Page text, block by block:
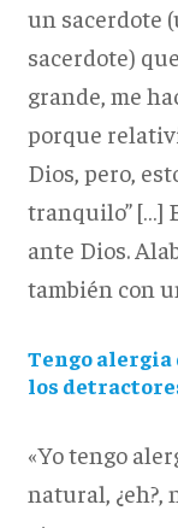
un sacerdote
sacerdote)
grande, me
porque
Dios, pero,
tranquilo” […]
ante Dios.
también con
Tengo alergia
los
«Yo tengo
natural, ¿eh?,